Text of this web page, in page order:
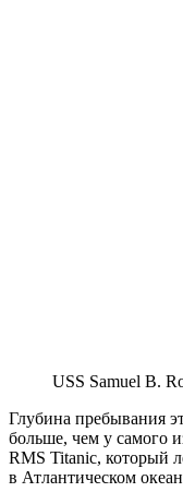
USS Samuel B.
Глубина пребывания
больше, чем у самого
RMS Titanic, который
в Атлантическом